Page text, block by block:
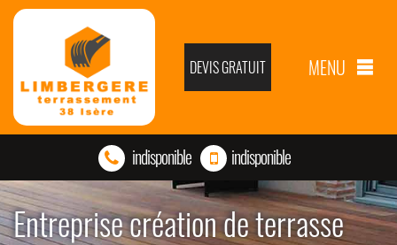
DEVIS GRATUIT MENU
indisponible indisponible
Entreprise création de terrasse